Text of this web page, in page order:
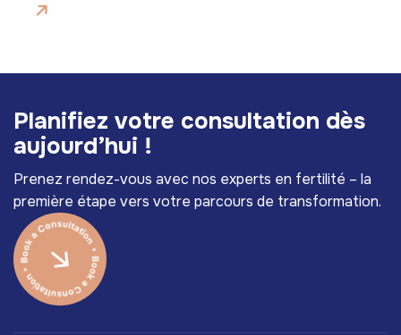
Planifiez votre consultation dès
aujourd’hui !
Prenez rendez-vous avec nos experts en fertilité – la
première étape vers votre parcours de transformation.